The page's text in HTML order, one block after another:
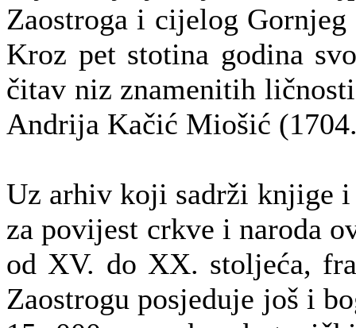
Zaostroga i cijelog
Kroz pet stotina godina
čitav niz znamenitih
Andrija Kačić Miošić
Uz arhiv koji sadrži knjige i
za povijest crkve i naroda
od XV. do XX. stoljeća,
Zaostrogu posjeduje još i